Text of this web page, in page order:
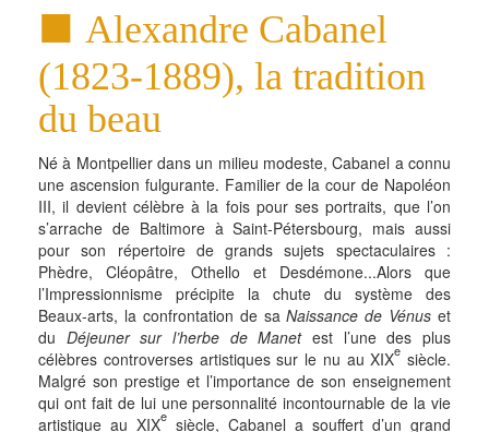
Alexandre Cabanel
(1823-1889), la tradition
du beau
Né à Montpellier dans un milieu modeste, Cabanel a connu
une ascension fulgurante. Familier de la cour de Napoléon
III, il devient célèbre à la fois pour ses portraits, que l’on
s’arrache de Baltimore à Saint-Pétersbourg, mais aussi
pour son répertoire de grands sujets spectaculaires :
Phèdre, Cléopâtre, Othello et Desdémone...Alors que
l’Impressionnisme précipite la chute du système des
Beaux-arts, la confrontation de saNaissance de Vénus et
du Déjeuner sur l’herbe de Manetest l’une des plus
célèbres controverses artistiques sur le nu au XIXe siècle.
Malgré son prestige et l’importance de son enseignement
qui ont fait de lui une personnalité incontournable de la vie
artistique au XIXe siècle, Cabanel a souffert d’un grand